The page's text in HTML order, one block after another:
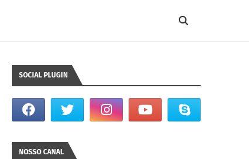
SOCIAL PLUGIN
NOSSO CANAL